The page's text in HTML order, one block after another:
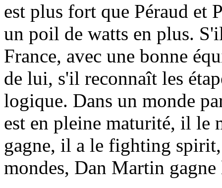
est plus fort que Péraud et
un poil de watts en plus.
France, avec une bonne
de lui, s'il reconnaît les
logique. Dans un monde
est en pleine maturité, il le
gagne, il a le fighting
mondes, Dan Martin